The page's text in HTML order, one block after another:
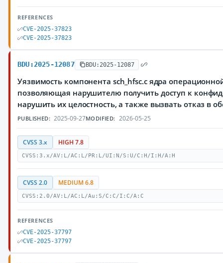
REFERENCES
CVE-2025-37823
CVE-2025-37823
BDU:2025-12087 BDU:2025-12087
Уязвимость компонента sch_hfsc.c ядра
позволяющая нарушителю получить доступ к
нарушить их целостность, а также вызвать отказ в
PUBLISHED: 2025-09-27MODIFIED: 2026-05-25
CVSS 3.x HIGH 7.8
CVSS:3.x/AV:L/AC:L/PR:L/UI:N/S:U/C:H/I:H/A:H
CVSS 2.0 MEDIUM 6.8
CVSS:2.0/AV:L/AC:L/Au:S/C:C/I:C/A:C
REFERENCES
CVE-2025-37797
CVE-2025-37797